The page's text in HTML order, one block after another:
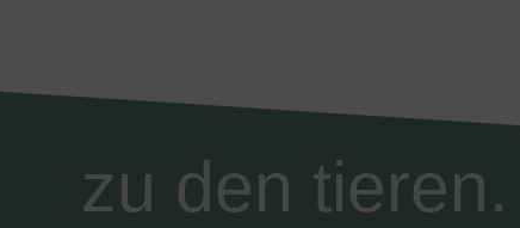
zu den tieren.